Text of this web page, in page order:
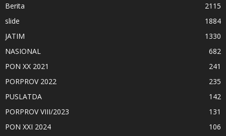
Berita
2115
slide
1884
JATIM
1330
NASIONAL
682
PON XX 2021
241
PORPROV 2022
235
PUSLATDA
142
PORPROV VIII/2023
131
PON XXI 2024
106